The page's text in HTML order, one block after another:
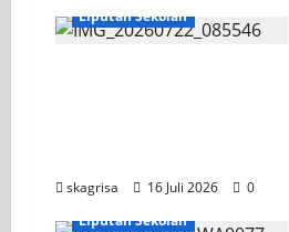
Liputan Sekolah
skagrisa 16 Juli 2026 0
KEGIATAN OSIS
Liputan Sekolah